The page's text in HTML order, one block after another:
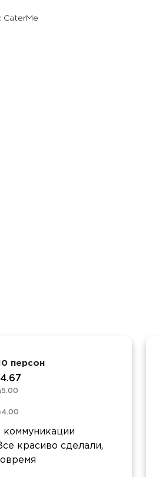
CaterMe
персон
4.67
5.00
4.00
коммуникации
красиво сделали,